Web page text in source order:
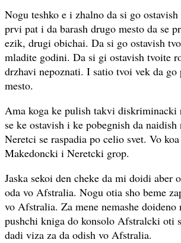
Nogu teshko e i zhalno da si go
prvi pat i da barash drugo mesto da se
ezik, drugi obichai. Da si go ostavish
mladite godini. Da si gi ostavish tvoite
drzhavi nepoznati. I satio tvoi vek da
mesto.
Ama koga ke pulish takvi diskriminacki
se ke ostavish i ke pobegnish da
Neretci se raspadia po celio svet. Vo
Makedoncki i Neretcki grop.
Jaska sekoi den cheke da mi doidi
oda vo Afstralia. Nogu otia sho beme
vo Afstralia. Za mene nemashe
pushchi kniga do konsolo Afstralcki oti
dadi viza za da odish vo Afstralia.